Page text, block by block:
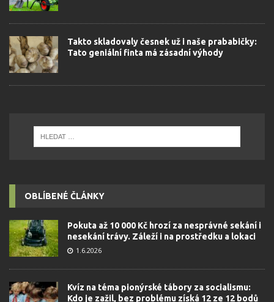
Takto skladovaly česnek už i naše prababičky:
Tato geniální finta má zásadní výhody
OBLÍBENÉ ČLÁNKY
Pokuta až 10 000 Kč hrozí za nesprávné sekání i
nesekání trávy. Záleží i na prostředku a lokaci
1.6.2026
Kvíz na téma pionýrské tábory za socialismu:
Kdo je zažil, bez problému získá 12 ze 12 bodů